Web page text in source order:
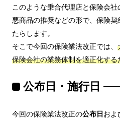
このような乗合代理店と保険会
悪商品の推奨などの形で、保険
たらします。
そこで今回の保険業法改正では、
保険会社の業務体制を適正化する
公布日・施行日
今回の保険業法改正の公布日 およ